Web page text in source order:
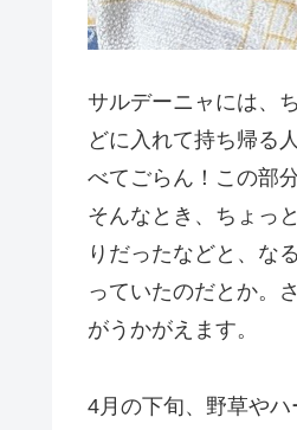
サルデーニャには、
どに入れて持ち帰る
べてごらん！この部
そんなとき、ちょっ
りだったなどと、な
っていたのだとか。
がうかがえます。
4月の下旬、野草や